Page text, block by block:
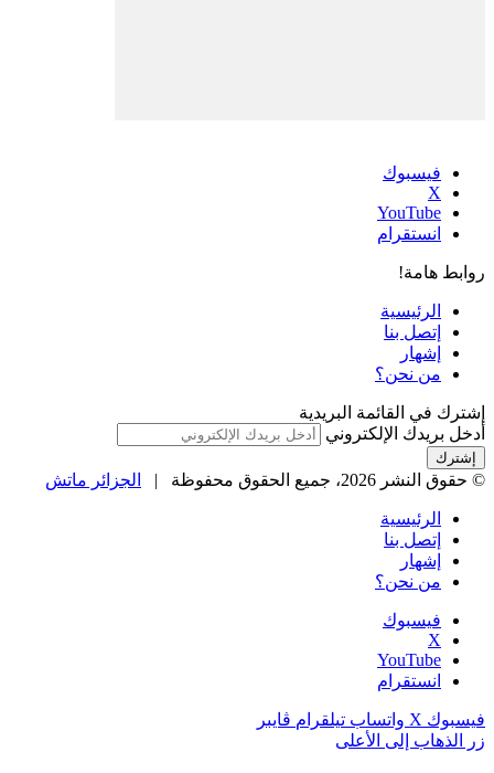
فيسبوك
‫X
‫YouTube
انستقرام
روابط هامة!
الرئيسية
إتصل بنا
إشهار
من نحن؟
إشترك في القائمة البريدية
أدخل بريدك الإلكتروني
© حقوق النشر 2026، جميع الحقوق محفوظة | الجزائر ماتش
الرئيسية
إتصل بنا
إشهار
من نحن؟
فيسبوك
‫X
‫YouTube
انستقرام
فيسبوك ‫X واتساب تيلقرام ڤايبر
زر الذهاب إلى الأعلى